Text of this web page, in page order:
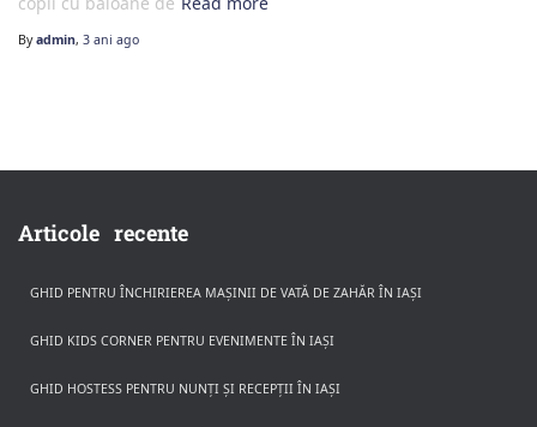
Byadmin, 3 ani ago
Articole recente
GHID PENTRU ÎNCHIRIEREA MAȘINII DE VATĂ DE ZAHĂR ÎN IAȘI
GHID KIDS CORNER PENTRU EVENIMENTE ÎN IAȘI
GHID HOSTESS PENTRU NUNȚI ȘI RECEPȚII ÎN IAȘI